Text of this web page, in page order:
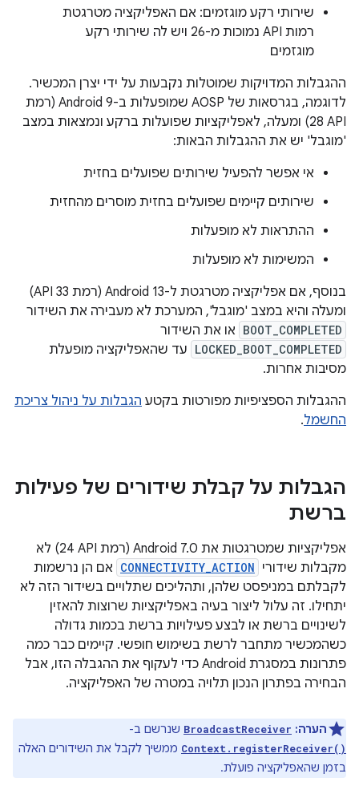
שירותי רקע מוגזמים: אם האפליקציה מטרגטת
רמות API נמוכות מ-26 ויש לה שירותי רקע
מוגזמים
ההגבלות המדויקות שמוטלות נקבעות על ידי יצרן המכשיר.
לדוגמה, בגרסאות של AOSP שמופעלות ב-Android 9 (רמת
API‏ 28) ומעלה, לאפליקציות שפועלות ברקע ונמצאות במצב
'מוגבל' יש את ההגבלות הבאות:
אי אפשר להפעיל שירותים שפועלים בחזית
שירותים קיימים שפועלים בחזית מוסרים מהחזית
ההתראות לא מופעלות
המשימות לא מופעלות
בנוסף, אם אפליקציה מטרגטת ל-Android 13 (רמת API 33)
ומעלה והיא במצב 'מוגבל', המערכת לא מעבירה את השידור
BOOT_COMPLETED או את השידור
LOCKED_BOOT_COMPLETED עד שהאפליקציה מופעלת
מסיבות אחרות.
ההגבלות הספציפיות מפורטות בקטע הגבלות על ניהול צריכת
החשמל.
הגבלות על קבלת שידורים של פעילות
ברשת
אפליקציות שמטרגטות את Android 7.0 (רמת API ‏24) לא
מקבלות שידורי CONNECTIVITY_ACTION אם הן נרשמות
לקבלתם במניפסט שלהן, ותהליכים שתלויים בשידור הזה לא
יתחילו. זה עלול ליצור בעיה באפליקציות שרוצות להאזין
לשינויים ברשת או לבצע פעילויות ברשת בכמות גדולה
כשהמכשיר מתחבר לרשת בשימוש חופשי. קיימים כבר כמה
פתרונות במסגרת Android כדי לעקוף את ההגבלה הזו, אבל
הבחירה בפתרון הנכון תלויה במטרה של האפליקציה.
הערה: BroadcastReceiver שנרשם ב-
Context.registerReceiver() ממשיך לקבל את השידורים האלה
בזמן שהאפליקציה פועלת.